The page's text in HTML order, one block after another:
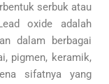
serbuk atau
oxide adalah
dalam berbagai
pigmen, keramik,
sifatnya yang